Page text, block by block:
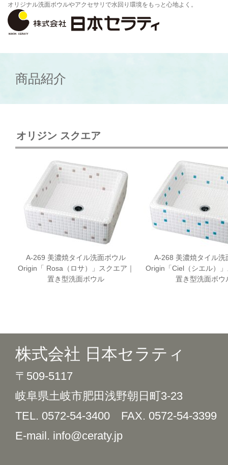
オリジナル洗面ボウルやアクセサリで水回り環境をもっと心地よく。
商品紹介
オリジン スクエア
A-269 美濃焼タイル洗面ボウル
Origin「 Rosa（ロサ）」スクエア｜
置き型洗面ボウル
A-268 美濃焼タイル洗
Origin「Ciel（シエル）
置き型洗面ボウ
株式会社 日本セラティ
〒509-5117
岐阜県土岐市肥田浅野朝日町3-23
TEL. 0572-54-3400 FAX. 0572-54-3399
E-mail. info@ceraty.jp